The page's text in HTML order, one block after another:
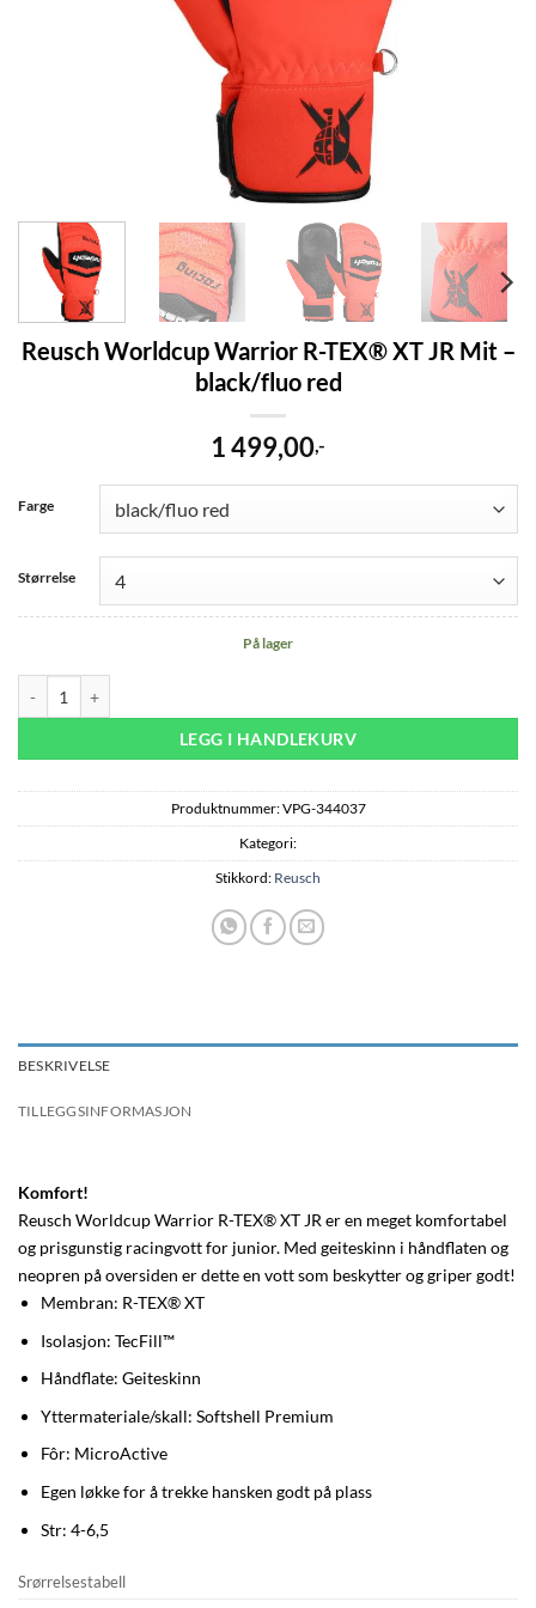
Reusch Worldcup Warrior R-TEX® XT JR Mit –
black/fluo red
1 499,00,-
Farge
Størrelse
På lager
LEGG I HANDLEKURV
Produktnummer:VPG-344037
Kategori:
Stikkord: Reusch
BESKRIVELSE
TILLEGGSINFORMASJON
Komfort!
Reusch Worldcup Warrior R-TEX® XT JR er en meget komfortabel
og prisgunstig racingvott for junior. Med geiteskinn i håndflaten og
neopren på oversiden er dette en vott som beskytter og griper godt!
Membran: R-TEX® XT
Isolasjon: TecFill™
Håndflate: Geiteskinn
Yttermateriale/skall: Softshell Premium
Fôr: MicroActive
Egen løkke for å trekke hansken godt på plass
Str: 4-6,5
Srørrelsestabell